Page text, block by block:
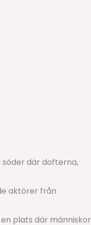
där dofterna,
aktörer från
plats där människor